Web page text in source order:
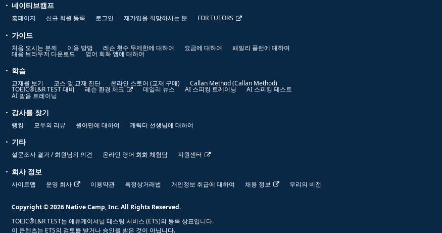
네이티브캠프
홈페이지 신규 회원 등록 로그인 재가입을 희망하시는 분 FOR TUTORS
가이드
처음 오시는 분께 이용 방법 레슨 횟수 무제한에 대하여 요금에 대하여 패밀리 플랜에 대하여
대응 브라우저 다운로드 영어 회화 앱에 대하여
학습
교재를 보기 코스 및 교재 진단 온라인 스토어 (교재 구매) Callan Method (Callan Method)
TOEIC®L&R TEST 대비 레슨 환경 체크 데일리 뉴스 AI 스피킹 트레이닝 AI 스피킹 테스트
AI 발음 트레이닝
강사를 찾기
랭킹 모두의 리뷰 원어민에 대하여 캐릭터 선생님에 대하여
기타
설문조사 결과 / 회원님의 의견 온라인 영어 회화 체험담 지원센터
회사 정보
사이트맵 운영 회사 이용약관 특정상거래법 개인정보 취급에 대하여 채용 정보 우리의 비전
Copyright © 2026 Native Camp, Inc. All Rights Reserved.
TOEIC®L&R TEST는 에듀케이셔널 테스팅 서비스 (ETS)의 등록 상표입니다.
이 콘텐츠는 ETS의 검토를 받거나 승인을 받은 것이 아닙니다.